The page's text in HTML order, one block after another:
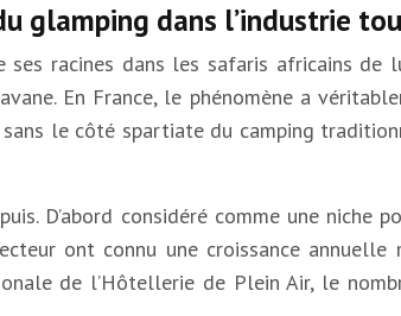
glamping dans l’industrie
ses racines dans les safaris africains
En France, le phénomène a
le côté spartiate du camping
D’abord considéré comme une
ont connu une croissance
de l’Hôtellerie de Plein Air, le